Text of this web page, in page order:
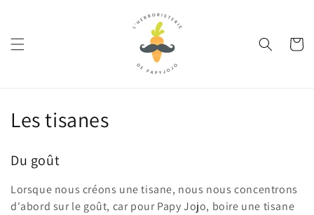
contenu
Panier
C
l
l
Les tisanes
Du goût
Lorsque nous créons une tisane, nous nous concentrons
d'abord sur le goût, car pour Papy Jojo, boire une tisane